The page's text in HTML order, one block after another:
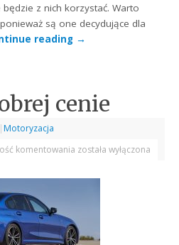
z nich korzystać. Warto
są one decydujące dla
reading →
cenie
| Motoryzacja
komentowania została wyłączona